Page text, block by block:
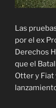
Las
por el ex
Derechos
que el
Otter y